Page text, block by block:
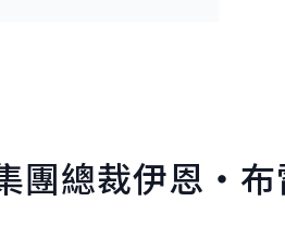
團總裁伊恩‧布